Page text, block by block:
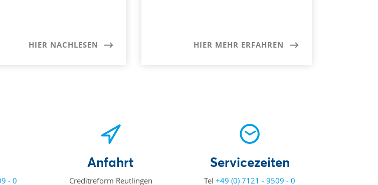
HIER NACHLESEN HIER MEHR ERFAHREN
- 0
Anfahrt
Creditreform Reutlingen
Servicezeiten
Tel+49 (0) 7121 - 9509 - 0